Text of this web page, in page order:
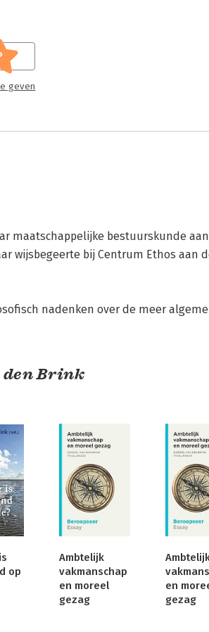
geven
maatschappelijke bestuurskunde aan
wijsbegeerte bij Centrum Ethos aan
nadenken over de meer
den Brink
op
Ambtelijk
vakmanschap
en moreel
gezag
en
gezag